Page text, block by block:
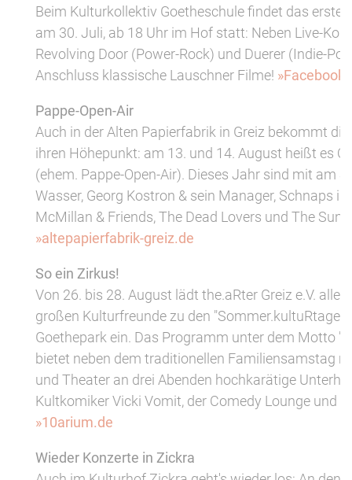
Beim Kulturkollektiv Goetheschule findet das erste
am 30. Juli, ab 18 Uhr im Hof statt: Neben Live-
Revolving Door (Power-Rock) und Duerer (Indie-
Anschluss klassische Lauschner Filme! »Facebook
Pappe-Open-Air
Auch in der Alten Papierfabrik in Greiz bekommt
ihren Höhepunkt: am 13. und 14. August heißt es
(ehem. Pappe-Open-Air). Dieses Jahr sind mit am
Wasser, Georg Kostron & sein Manager, Schnaps
McMillan & Friends, The Dead Lovers und The
»altepapierfabrik-greiz.de
So ein Zirkus!
Von 26. bis 28. August lädt the.aRter Greiz e.V. alle
großen Kulturfreunde zu den
Goethepark ein. Das Programm unter dem Motto
bietet neben dem traditionellen Familiensamstag
und Theater an drei Abenden hochkarätige
Kultkomiker Vicki Vomit, der Comedy Lounge und
»10arium.de
Wieder Konzerte in Zickra